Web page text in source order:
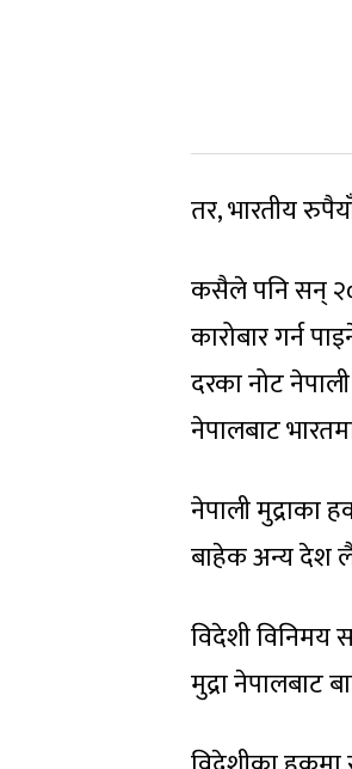
तर, भारतीय
कसैले पनि सन्
कारोबार गर्न
दरका नोट
नेपालबाट
नेपाली मुद्राका
बाहेक अन्य देश
विदेशी विनिमय
मुद्रा नेपालबाट